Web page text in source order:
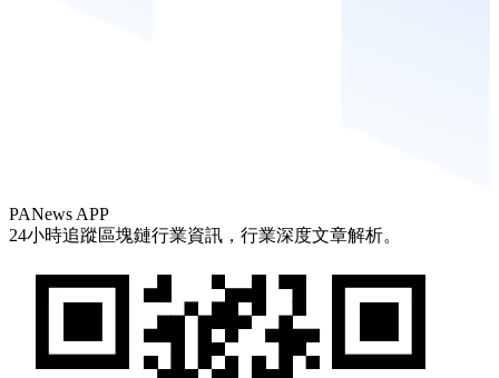
PANews APP
24小時追蹤區塊鏈行業資訊，行業深度文章解析。